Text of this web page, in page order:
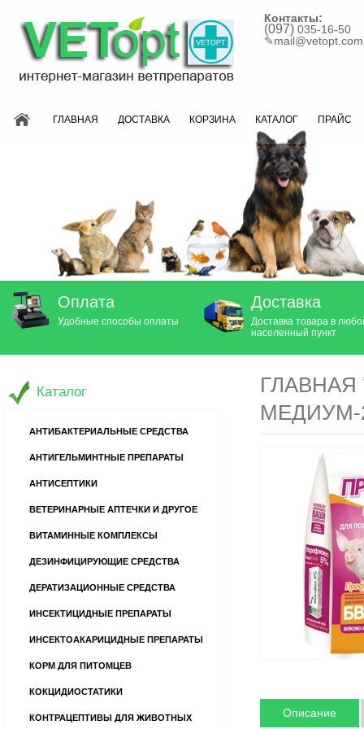
Контакты:
(097) 035-16-50
✎mail@vetopt.com
ГЛАВНАЯ ДОСТАВКА КОРЗИНА КАТАЛОГ ПРАЙС
Оплата
Удобные способы оплаты
Доставка
Доставка товара в
населенный пункт
ГЛАВНАЯ
МЕДИУМ-
Описание
Каталог
АНТИБАКТЕРИАЛЬНЫЕ СРЕДСТВА
АНТИГЕЛЬМИНТНЫЕ ПРЕПАРАТЫ
АНТИСЕПТИКИ
ВЕТЕРИНАРНЫЕ АПТЕЧКИ И ДРУГОЕ
ВИТАМИННЫЕ КОМПЛЕКСЫ
ДЕЗИНФИЦИРУЮЩИЕ СРЕДСТВА
ДЕРАТИЗАЦИОННЫЕ СРЕДСТВА
ИНСЕКТИЦИДНЫЕ ПРЕПАРАТЫ
ИНСЕКТОАКАРИЦИДНЫЕ ПРЕПАРАТЫ
КОРМ ДЛЯ ПИТОМЦЕВ
КОКЦИДИОСТАТИКИ
КОНТРАЦЕПТИВЫ ДЛЯ ЖИВОТНЫХ